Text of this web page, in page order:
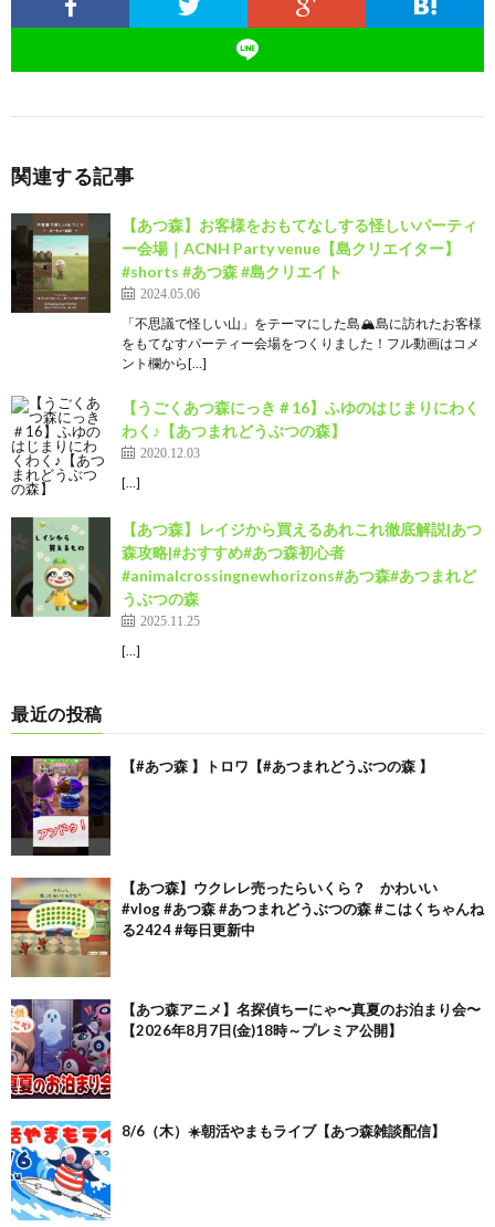
関連する記事
【あつ森】お客様をおもてなしする怪しいパーティ
ー会場｜ACNH Party venue【島クリエイター】
#shorts #あつ森 #島クリエイト
2024.05.06
「不思議で怪しい山」をテーマにした島🏔️島に訪れたお客様
をもてなすパーティー会場をつくりました！フル動画はコメ
ント欄から[…]
【うごくあつ森にっき＃16】ふゆのはじまりにわく
わく♪【あつまれどうぶつの森】
2020.12.03
[…]
【あつ森】レイジから買えるあれこれ徹底解説|あつ
森攻略|#おすすめ#あつ森初心者
#animalcrossingnewhorizons#あつ森#あつまれど
うぶつの森
2025.11.25
[…]
最近の投稿
【#あつ森 】トロワ【#あつまれどうぶつの森 】
【あつ森】ウクレレ売ったらいくら？ かわいい
#vlog #あつ森 #あつまれどうぶつの森 #こはくちゃんね
る2424 #毎日更新中
【あつ森アニメ】名探偵ちーにゃ〜真夏のお泊まり会〜
【2026年8月7日(金)18時～プレミア公開】
8/6（木）☀️朝活やまもライブ【あつ森雑談配信】